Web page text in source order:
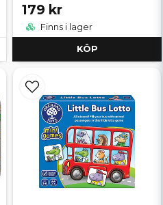
179 kr
Finns i lager
KÖP